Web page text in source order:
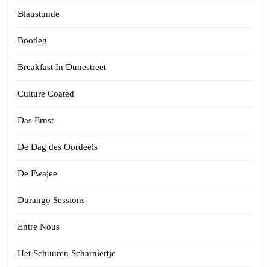
Blaustunde
Bootleg
Breakfast In Dunestreet
Culture Coated
Das Ernst
De Dag des Oordeels
De Fwajee
Durango Sessions
Entre Nous
Het Schuuren Scharniertje